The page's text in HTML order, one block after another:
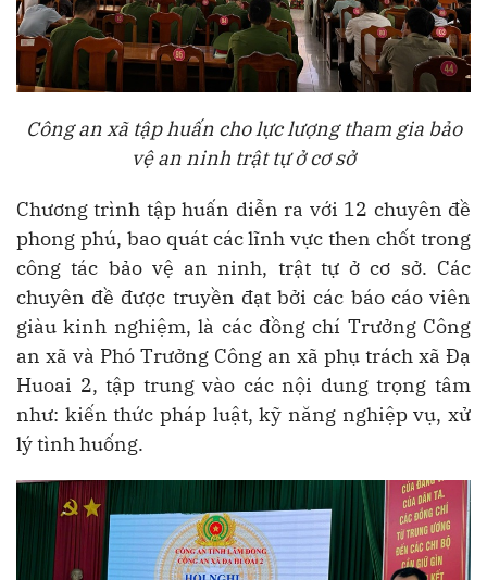
Công an xã tập huấn cho lực lượng tham gia bảo
vệ an ninh trật tự ở cơ sở
Chương trình tập huấn diễn ra với 12 chuyên đề
phong phú, bao quát các lĩnh vực then chốt trong
công tác bảo vệ an ninh, trật tự ở cơ sở. Các
chuyên đề được truyền đạt bởi các báo cáo viên
giàu kinh nghiệm, là các đồng chí Trưởng Công
an xã và Phó Trưởng Công an xã phụ trách xã Đạ
Huoai 2, tập trung vào các nội dung trọng tâm
như: kiến thức pháp luật, kỹ năng nghiệp vụ, xử
lý tình huống.